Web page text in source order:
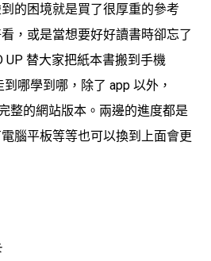
的困境就是買了很厚重的參考
，或是當想要好好讀書時卻忘了
UP 替大家把紙本書搬到手機
哪學到哪，除了 app 以外，
整的網站版本。兩邊的進度都是
腦平板等等也可以換到上面會更